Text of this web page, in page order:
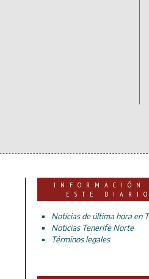
INFORMACIÓN
ESTE
Noticias de última hora en
Noticias Tenerife Norte
Términos legales